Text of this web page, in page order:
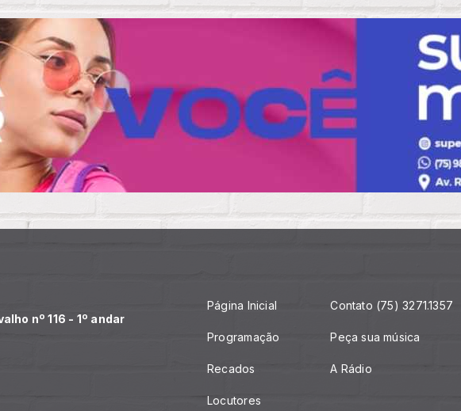
nº 116 - 1º andar
Página Inicial
Programação
Recados
Locutores
Contato (75) 3271.1357
Peça sua música
A Rádio